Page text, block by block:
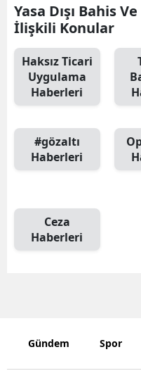
Yasa Dışı Bahis
İlişkili Konular
Haksız Ticari
Uygulama
Haberleri
#gözaltı
Haberleri
Ceza
Haberleri
Gündem Spor